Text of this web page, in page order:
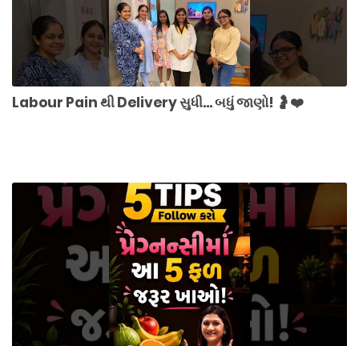
Labour Pain થી Delivery સુધી... બધું જાણો! 🤰❤️